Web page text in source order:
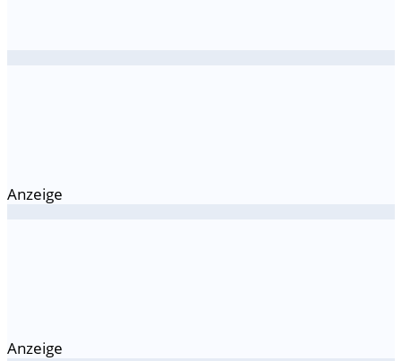
Anzeige
Anzeige